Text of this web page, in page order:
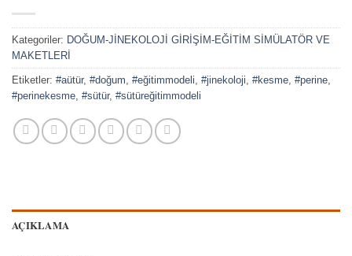
Kategoriler: DOĞUM-JİNEKOLOJİ GİRİŞİM-EĞİTİM SİMÜLATÖR VE
MAKETLERİ
Etiketler: #aütür, #doğum, #eğitimmodeli, #jinekoloji, #kesme, #perine,
#perinekesme, #sütür, #sütüreğitimmodeli
AÇIKLAMA